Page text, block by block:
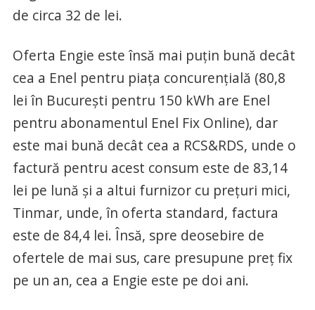
de circa 32 de lei.
Oferta Engie este însă mai puţin bună decât
cea a Enel pentru piaţa concurenţială (80,8
lei în Bucureşti pentru 150 kWh are Enel
pentru abonamentul Enel Fix Online), dar
este mai bună decât cea a RCS&RDS, unde o
factură pentru acest consum este de 83,14
lei pe lună şi a altui furnizor cu preţuri mici,
Tinmar, unde, în oferta standard, factura
este de 84,4 lei. Însă, spre deosebire de
ofertele de mai sus, care presupune preţ fix
pe un an, cea a Engie este pe doi ani.